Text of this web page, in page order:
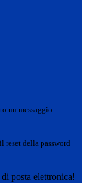
un messaggio
reset della password
posta elettronica!